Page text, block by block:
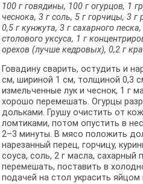
100 г говядины, 100 г огурцов, 1
чеснока, 3 г соль, 5 г горчицы, 3 г
0,5 г кунжута, 3 г сахарного
столового уксуса, 1 г
орехов (лучше кедровых), 0,2 г
Говадину сварить, остудить и
см, шириной 1 см, толщиной 0,3
измельченные лук и чеснок, 1 г
хорошо перемешать. Огурцы
дольками. Грушу очистить от
ломтиками, потом опустить в
2–3 минуты. В мясо положить
нарезанный перец, горчицу,
соуса, соль, 2 г масла, сахарный
перемешать, поставить в
подачей на стол украсить яйцом